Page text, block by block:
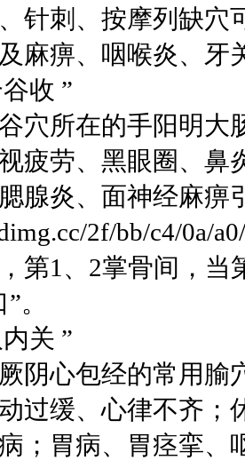
针刺、按摩列缺穴
麻痹、咽喉炎、牙
收 ”
穴所在的手阳明大
疲劳、黑眼圈、鼻
腺炎、面神经麻痹
2f/bb/c4/0a/
第1、2掌骨间，
。
关 ”
阴心包经的常用腧
过缓、心律不齐；
；胃病、胃痉挛、